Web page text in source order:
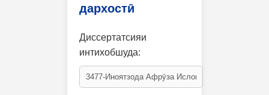
дархостӣ
Диссертатсияи
интихобшуда: